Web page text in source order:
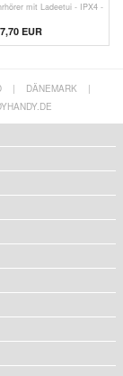
mit Ladeetui - IPX4 -
EUR
| DÄNEMARK
|